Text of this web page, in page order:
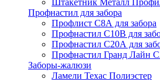
Штакетник Металл
Профнастил для забора
Профлист С8А для забора
Профнастил С10В для
Профнастил С20А для
Профнастил Гранд Лайн
Заборы-жалюзи
Ламели Техас Полиэстер